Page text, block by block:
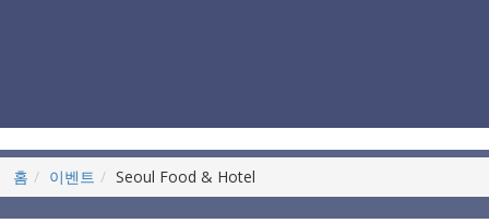
홈 이벤트 Seoul Food & Hotel